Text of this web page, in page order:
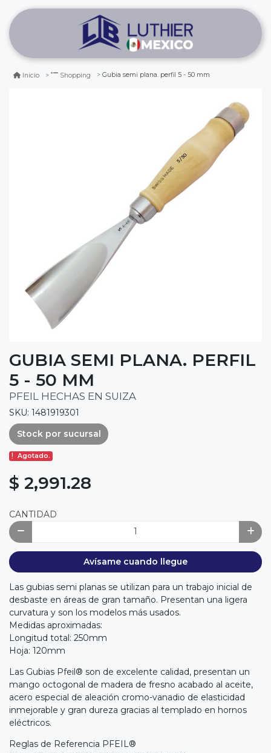
Inicio Shopping Gubia semi plana. perfil 5 - 50 mm
GUBIA SEMI PLANA. PERFIL
5 - 50 MM
PFEIL HECHAS EN SUIZA
SKU: 1481919301
Stock por sucursal
Agotado.
$ 2,991.28
CANTIDAD
Avísame cuando llegue
Las gubias semi planas se utilizan para un trabajo inicial de
desbaste en áreas de gran tamaño. Presentan una ligera
curvatura y son los modelos más usados.
Medidas aproximadas:
Longitud total: 250mm
Hoja: 120mm
Las Gubias Pfeil® son de excelente calidad, presentan un
mango octogonal de madera de fresno acabado al aceite,
acero especial de aleación cromo-vanadio de elasticidad
inmejorable y gran dureza gracias al templado en hornos
eléctricos.
Reglas de Referencia PFEIL®